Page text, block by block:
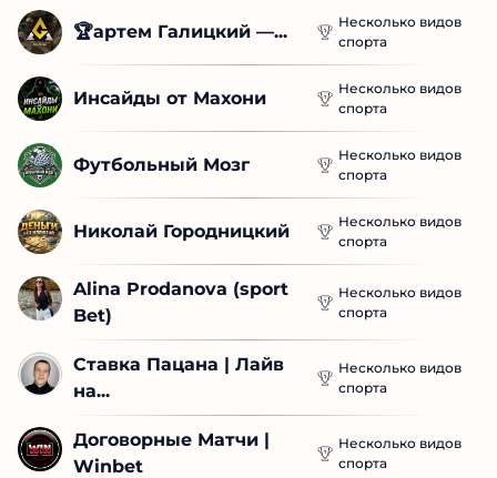
🏆артем Галицкий —...
Несколько видов
спорта
Инсайды от Махони
Несколько видов
спорта
Футбольный Мозг
Несколько видов
спорта
Николай Городницкий
Несколько видов
спорта
Alina Prodanova (sport
Bet)
Несколько видов
спорта
Ставка Пацана | Лайв
на...
Несколько видов
спорта
Договорные Матчи |
Winbet
Несколько видов
спорта